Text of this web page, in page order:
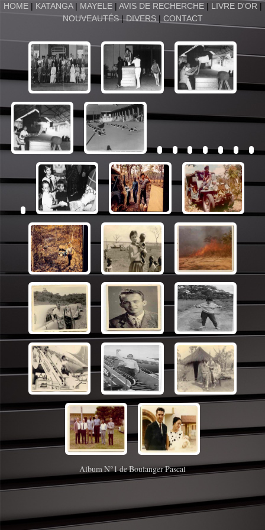
HOME | KATANGA| MAYELE| AVIS DE RECHERCHE| LIVRE D'OR |
NOUVEAUTÉS|DIVERS| CONTACT
Album N°1 de Boulanger Pascal